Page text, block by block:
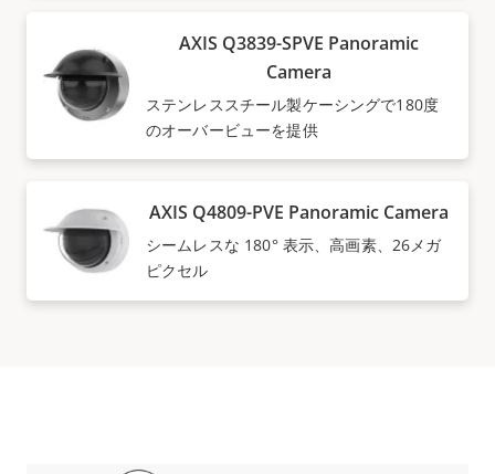
AXIS Q3839-SPVE Panoramic
Camera
ステンレススチール製ケーシングで180度
のオーバービューを提供
AXIS Q4809-PVE Panoramic Camera
シームレスな 180° 表示、高画素、26メガ
ピクセル